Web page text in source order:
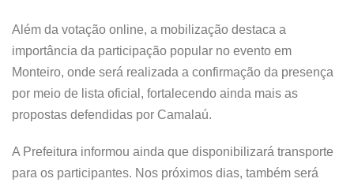
Além da votação online, a mobilização destaca a
importância da participação popular no evento em
Monteiro, onde será realizada a confirmação da presença
por meio de lista oficial, fortalecendo ainda mais as
propostas defendidas por Camalaú.
A Prefeitura informou ainda que disponibilizará transporte
para os participantes. Nos próximos dias, também será